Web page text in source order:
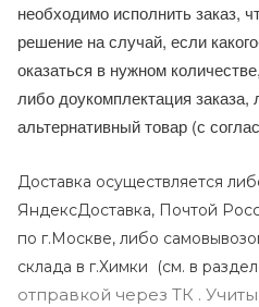
необходимо исполнить заказ,
решение на случай, если
оказаться в нужном
либо доукомплектация заказа,
альтернативный товар (с
Доставка осуществляется
ЯндексДоставка, Почтой
по г.Москве, либо
склада в г.Химки (см. в
отправкой через ТК .